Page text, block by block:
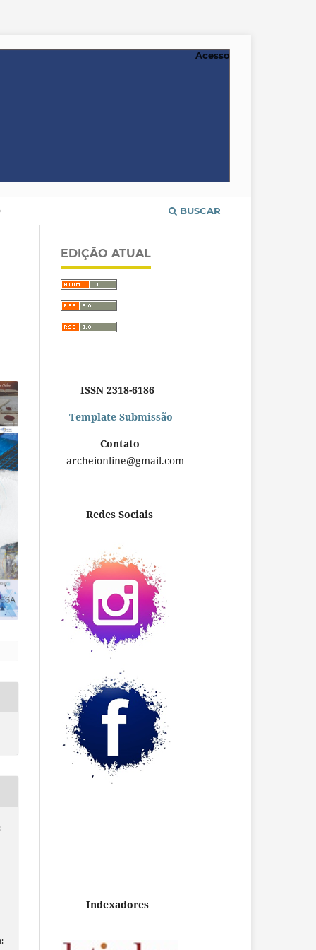
BUSCAR
Acesso
EDIÇÃO ATUAL
ISSN 2318-6186
Template Submissão
Contato
archeionline@gmail.com
Redes Sociais
Indexadores